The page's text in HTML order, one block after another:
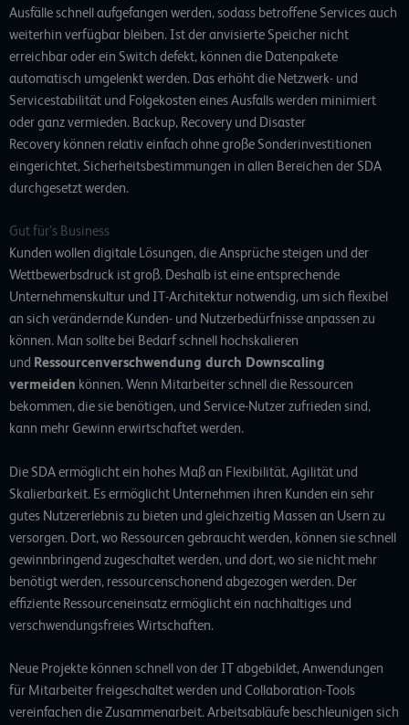
Ausfälle schnell aufgefangen werden, sodass betroffene Services auch
weiterhin verfügbar bleiben. Ist der anvisierte Speicher nicht
erreichbar oder ein Switch defekt, können die Datenpakete
automatisch umgelenkt werden. Das erhöht die Netzwerk- und
Servicestabilität und Folgekosten eines Ausfalls werden minimiert
oder ganz vermieden. Backup, Recovery und Disaster
Recovery können relativ einfach ohne große Sonderinvestitionen
eingerichtet, Sicherheitsbestimmungen in allen Bereichen der SDA
durchgesetzt werden.
Gut für’s Business
Kunden wollen digitale Lösungen, die Ansprüche steigen und der
Wettbewerbsdruck ist groß. Deshalb ist eine entsprechende
Unternehmenskultur und IT-Architektur notwendig, um sich flexibel
an sich verändernde Kunden- und Nutzerbedürfnisse anpassen zu
können. Man sollte bei Bedarf schnell hochskalieren
und Ressourcenverschwendung durch Downscaling
vermeiden können. Wenn Mitarbeiter schnell die Ressourcen
bekommen, die sie benötigen, und Service-Nutzer zufrieden sind,
kann mehr Gewinn erwirtschaftet werden.
Die SDA ermöglicht ein hohes Maß an Flexibilität, Agilität und
Skalierbarkeit. Es ermöglicht Unternehmen ihren Kunden ein sehr
gutes Nutzererlebnis zu bieten und gleichzeitig Massen an Usern zu
versorgen. Dort, wo Ressourcen gebraucht werden, können sie schnell
gewinnbringend zugeschaltet werden, und dort, wo sie nicht mehr
benötigt werden, ressourcenschonend abgezogen werden. Der
effiziente Ressourceneinsatz ermöglicht ein nachhaltiges und
verschwendungsfreies Wirtschaften.
Neue Projekte können schnell von der IT abgebildet, Anwendungen
für Mitarbeiter freigeschaltet werden und Collaboration-Tools
vereinfachen die Zusammenarbeit. Arbeitsabläufe beschleunigen sich